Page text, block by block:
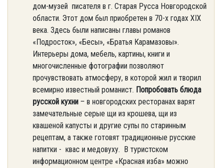
дом-музей писателя в г. Старая Русса Новгородской
области. Этот дом был приобретен в 70-х годах XIX
века. Здесь были написаны главы романов
«Подросток», «Бесы», «Братья Карамазовы».
Интерьеры дома, мебель, картины, книги и
многочисленные фотографии позволяют
прочувствовать атмосферу, в которой жил и творил
всемирно известный романист. Попробовать блюда
русской кухни – в новгородских ресторанах варят
замечательные серые щи из крошева, щи из
квашеной капусты и другие супы по старинным
рецептам, а также готовят традиционные русские
напитки - квас и медовуху. В туристском
информационном центре «Красная изба» можно